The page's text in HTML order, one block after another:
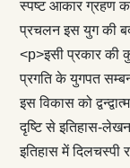
स्पष्ट आकार ग्रहण
प्रचलन इस युग की
<p>इसी प्रकार की
प्रगति के युगपत
इस विकास को
दृष्टि से इतिहास-
इतिहास में दिलचस्पी